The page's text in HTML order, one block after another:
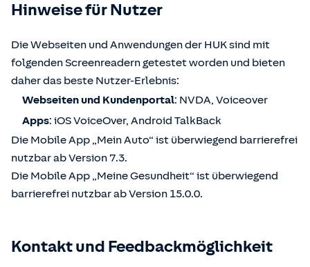
Hinweise für Nutzer
Die Webseiten und Anwendungen der HUK sind mit
folgenden Screenreadern getestet worden und bieten
daher das beste Nutzer-Erlebnis:
Webseiten und Kundenportal: NVDA, Voiceover
Apps: iOS VoiceOver, Android TalkBack
Die Mobile App „Mein Auto“ ist überwiegend barrierefrei
nutzbar ab Version 7.3.
Die Mobile App „Meine Gesundheit“ ist überwiegend
barrierefrei nutzbar ab Version 15.0.0.
Kontakt und Feedbackmöglichkeit